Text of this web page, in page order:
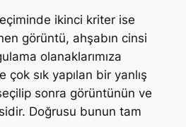
ikinci kriter ise
görüntü, ahşabın cinsi
olanaklarımıza
çok sık yapılan bir yanlış
sonra görüntünün ve
Doğrusu bunun tam